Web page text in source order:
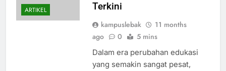
ARTIKEL
Terkini
kampuslebak
11 months
ago
0 5 mins
Dalam era perubahan edukasi
yang semakin sangat pesat,